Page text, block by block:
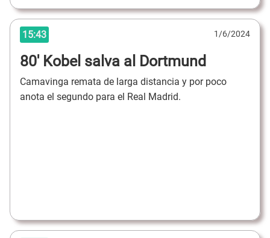
15:43 1/6/2024
80' Kobel salva al Dortmund
Camavinga remata de larga distancia y por poco
anota el segundo para el Real Madrid.